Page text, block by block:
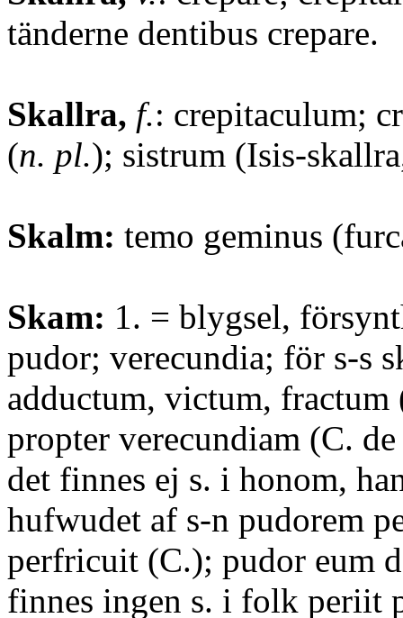
tänderne dentibus crepare.
Skallra, f.: crepitaculum;
(n. pl.); sistrum (Isis-
Skalm: temo geminus
Skam: 1. = blygsel,
pudor; verecundia; för s-s
adductum, victum, fractum
propter verecundiam (C.
det finnes ej s. i honom,
hufwudet af s-n pudorem
perfricuit (C.); pudor eum
finnes ingen s. i folk